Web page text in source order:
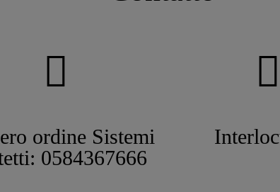
ordine Sistemi
0584367666